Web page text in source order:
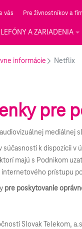
vás Pre živnostníkov a
A ZARIADENIA
informácie Netflix
pre
mediálnej
súčasnosti k dispozícii
majú s Podnikom
prístupu
pre poskytovanie
Slovak Telekom,